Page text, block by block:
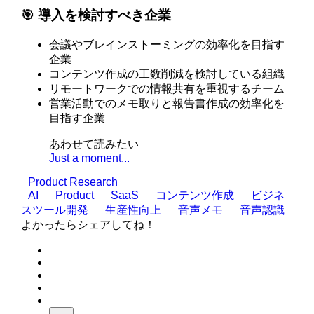
🎯 導入を検討すべき企業
会議やブレインストーミングの効率化を目指す
企業
コンテンツ作成の工数削減を検討している組織
リモートワークでの情報共有を重視するチーム
営業活動でのメモ取りと報告書作成の効率化を
目指す企業
あわせて読みたい
Just a moment...
Product Research
AI
Product SaaS コンテンツ作成
ビジネ
スツール開発
生産性向上 音声メモ
音声認識
よかったらシェアしてね！